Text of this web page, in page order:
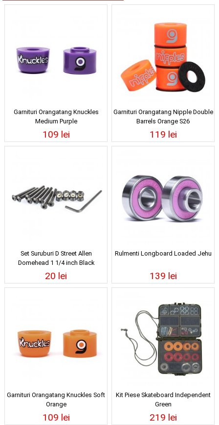
Garnituri Orangatang Knuckles
Medium Purple
109 lei
Garnituri Orangatang Nipple Double
Barrels Orange S26
119 lei
Set Suruburi D Street Allen
Domehead 1 1/4 inch Black
20 lei
Rulmenti Longboard Loaded Jehu
139 lei
Garnituri Orangatang Knuckles Soft
Orange
109 lei
Kit Piese Skateboard Independent
Green
219 lei